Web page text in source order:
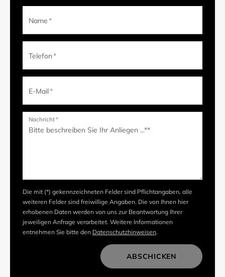
Name*
Telefon*
E-Mail*
Nachricht*
Die mit (*) gekennzeichneten Felder sind Pflichtangaben, alle
weiteren Felder sind freiwillige Angaben. Die von Ihnen hier
erhobenen Daten werden von uns zur Beantwortung Ihrer
jeweiligen Anfrage verarbeitet. Weitere Informationen
entnehmen Sie bitte den Datenschutzhinweisen.
ABSCHICKEN